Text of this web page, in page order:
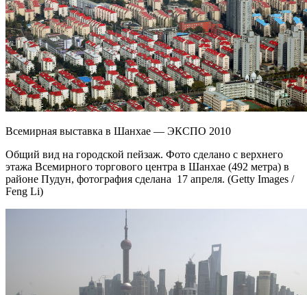
Всемирная выставка в Шанхае — ЭКСПО 2010
Общий вид на городской пейзаж. Фото сделано с верхнего
этажа Всемирного торгового центра в Шанхае (492 метра) в
районе Пудун, фотография сделана 17 апреля. (Getty Images /
Feng Li)